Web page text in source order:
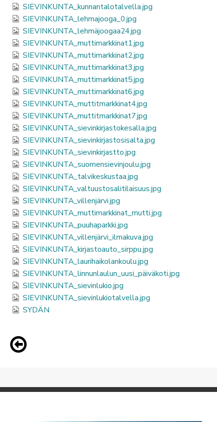
SIEVINKUNTA_kunnantalotalvella.jpg
SIEVINKUNTA_lehmajooga_0.jpg
SIEVINKUNTA_lehmäjoogaa24.jpg
SIEVINKUNTA_muttimarkkinat1.jpg
SIEVINKUNTA_muttimarkkinat2.jpg
SIEVINKUNTA_muttimarkkinat3.jpg
SIEVINKUNTA_muttimarkkinat5.jpg
SIEVINKUNTA_muttimarkkinat6.jpg
SIEVINKUNTA_muttitmarkkinat4.jpg
SIEVINKUNTA_muttitmarkkinat7.jpg
SIEVINKUNTA_sievinkirjastokesalla.jpg
SIEVINKUNTA_sievinkirjastosisalta.jpg
SIEVINKUNTA_sievinkirjastto.jpg
SIEVINKUNTA_suomensievinjoulu.jpg
SIEVINKUNTA_talvikeskustaa.jpg
SIEVINKUNTA_valtuustosalitilaisuus.jpg
SIEVINKUNTA_villenjärvi.jpg
SIEVINKUNTA_muttimarkkinat_mutti.jpg
SIEVINKUNTA_puuhaparkki.jpg
SIEVINKUNTA_villenjärvi_ilmakuva.jpg
SIEVINKUNTA_kirjastoauto_sirppu.jpg
SIEVINKUNTA_laurihaikolankoulu.jpg
SIEVINKUNTA_linnunlaulun_uusi_päiväkoti.jpg
SIEVINKUNTA_sievinlukio.jpg
SIEVINKUNTA_sievinlukiotalvella.jpg
SYDÄN